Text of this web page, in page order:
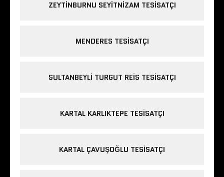
ZEYTINBURNU SEYITNIZAM TESISATÇI
MENDERES TESISATÇI
SULTANBEYLI TURGUT REIS TESISATÇI
KARTAL KARLIKTEPE TESISATÇI
KARTAL ÇAVUŞOĞLU TESISATÇI